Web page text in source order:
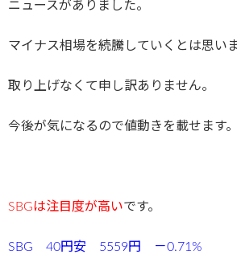
ニュースがありました。
マイナス相場を続騰していくとは思い
取り上げなくて申し訳ありません。
今後が気になるので値動きを載せます。
SBGは注目度が高いです。
SBG 40円安 5559円 －0.71%